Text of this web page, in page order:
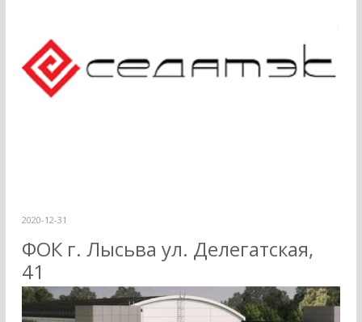
2020-12-31
ФОК г. Лысьва ул. Делегатская,
41